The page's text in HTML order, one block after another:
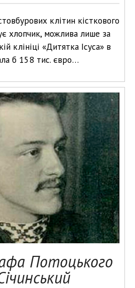
клітин кісткового
хлопчик, можлива лише за
клініці «Дитятка Ісуса» в
б 158 тис. євро…
Потоцького